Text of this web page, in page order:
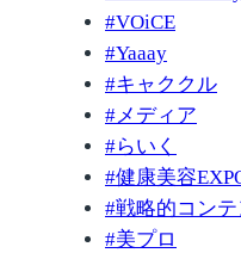
#VOiCE
#Yaaay
#キャククル
#メディア
#らいく
#健康美容
#戦略的コン
#美プロ